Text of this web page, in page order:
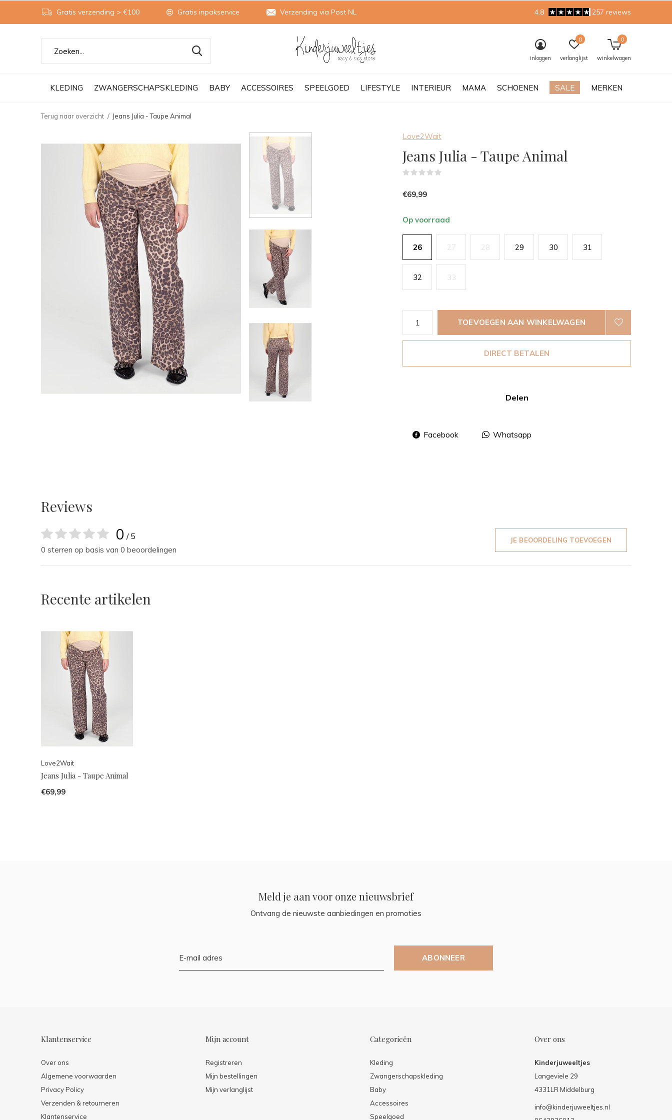
KLEDING ZWANGERSCHAPSKLEDING BABY ACCESSOIRES SPEELGOED LIFESTYLE INTERIEUR MAMA SCHOENEN SALE MERKEN
inloggen verlanglijst
0
winkelwagen
0
Gratis verzending > €100 Gratis inpakservice Verzending via Post NL 4.8 257 reviews
Terug naar overzicht Jeans Julia - Taupe Animal
Love2Wait
Jeans Julia - Taupe Animal
€69,99
Op voorraad
26 27 28 29 30 31
32 33
TOEVOEGEN AAN WINKELWAGEN
DIRECT BETALEN
Delen
Facebook Whatsapp
Reviews
0 / 5
0 sterren op basis van 0 beoordelingen
JE BEOORDELING TOEVOEGEN
Recente artikelen
Love2Wait
Jeans Julia - Taupe Animal
€69,99
Meld je aan voor onze nieuwsbrief
Ontvang de nieuwste aanbiedingen en promoties
ABONNEER
Klantenservice
Over ons
Algemene voorwaarden
Privacy Policy
Verzenden & retourneren
Klantenservice
Mijn account
Registreren
Mijn bestellingen
Mijn verlanglijst
Categorieën
Kleding
Zwangerschapskleding
Baby
Accessoires
Speelgoed
Over ons
Kinderjuweeltjes
Langeviele 29
4331LR Middelburg
info@kinderjuweeltjes.nl